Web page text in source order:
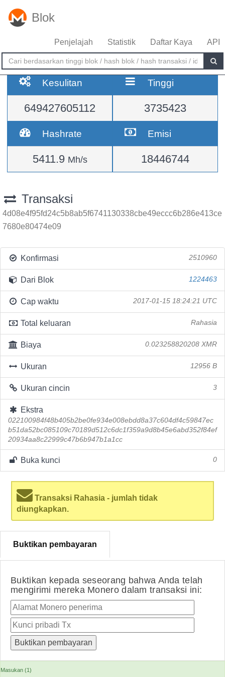
Blok
Penjelajah Statistik Daftar Kaya API
Kesulitan
649427605112
Tinggi
3735423
Hashrate
5411.9 Mh/s
Emisi
18446744
Transaksi
4d08e4f95fd24c5b8ab5f6741130338cbe49eccc6b286e413ce
7680e80474e09
Konfirmasi 2510960
Dari Blok 1224463
Cap waktu 2017-01-15 18:24:21 UTC
Total keluaran Rahasia
Biaya 0.023258820208 XMR
Ukuran 12956 B
Ukuran cincin 3
Ekstra
022100984f48b405b2be0fe934e008ebdd8a37c604df4c59847ec
b51da52bc085109c70189d512c6dc1f359a9d8b45e6abd352f84ef
20934aa8c22999c47b6b947b1a1cc
Buka kunci 0
Transaksi Rahasia - jumlah tidak
diungkapkan.
Buktikan pembayaran
Buktikan kepada seseorang bahwa Anda telah
mengirimi mereka Monero dalam transaksi ini:
Masukan (1)